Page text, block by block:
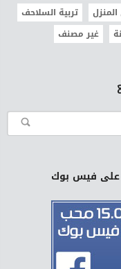
المنزل
تربية السلاحف
غير مصنف
على فيس بوك